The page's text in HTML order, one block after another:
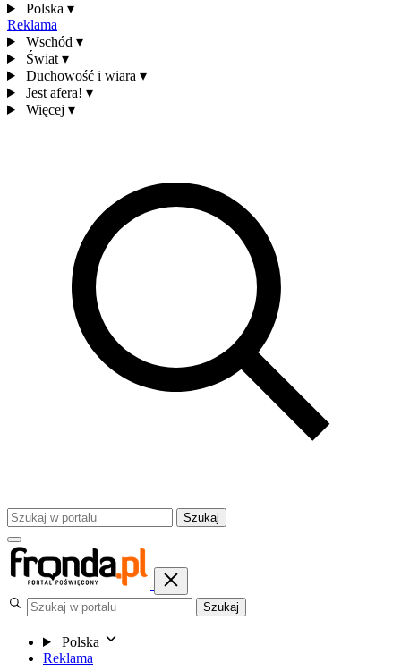
Polska ▾
Reklama
Wschód ▾
Świat ▾
Duchowość i wiara ▾
Jest afera! ▾
Więcej ▾
Szukaj
Szukaj
Polska
Reklama